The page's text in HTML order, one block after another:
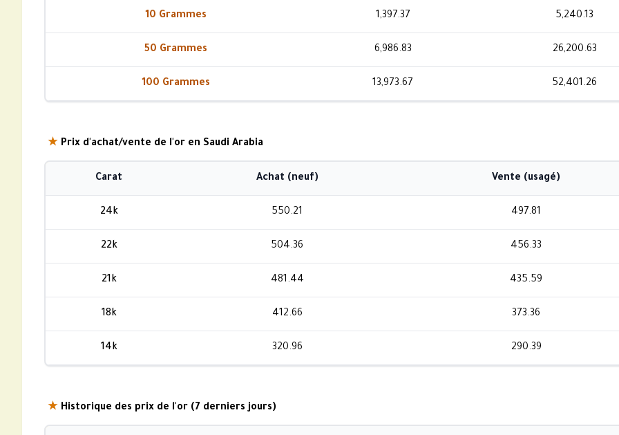
10 Grammes 1,397.37 5,240.13
50 Grammes 6,986.83 26,200.63
100 Grammes 13,973.67 52,401.26
★ Prix d'achat/vente de l'or en Saudi Arabia
Carat Achat (neuf) Vente (usagé)
24k 550.21 497.81
22k 504.36 456.33
21k 481.44 435.59
18k 412.66 373.36
14k 320.96 290.39
★ Historique des prix de l'or (7 derniers jours)